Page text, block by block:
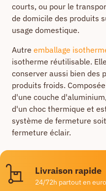
courts, ou pour le
de domicile des produits
usage domestique.
Autre emballage
isotherme réutilisable.
conserver aussi bien des
produits froids.
d'une couche
d'un choc thermique et
système de fermeture
fermeture éclair.
Livraison rapide
24/72h partout en